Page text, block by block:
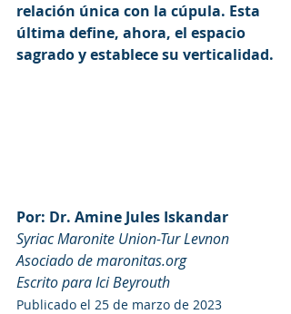
relación única con la cúpula. Esta
última define, ahora, el espacio
sagrado y establece su verticalidad.
Por: Dr. Amine Jules Iskandar
Syriac Maronite Union-Tur Levnon
Asociado de maronitas.org
Escrito para Ici Beyrouth
Publicado el 25 de marzo de 2023